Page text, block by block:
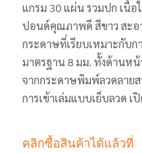
แกรม 30 แผ่น รวมปก เนื้
ปอนด์คุณภาพดี สีขาว สะอ
กระดาษที่เรียบเหมาะกับก
มาตรฐาน 8 มม. ทั้งด้านห
จากกระดาษพิมพ์ลวดลาย
การเข้าเล่มแบบเย็บลวด เ
คลิกซื้อสินค้าได้แล้วที่